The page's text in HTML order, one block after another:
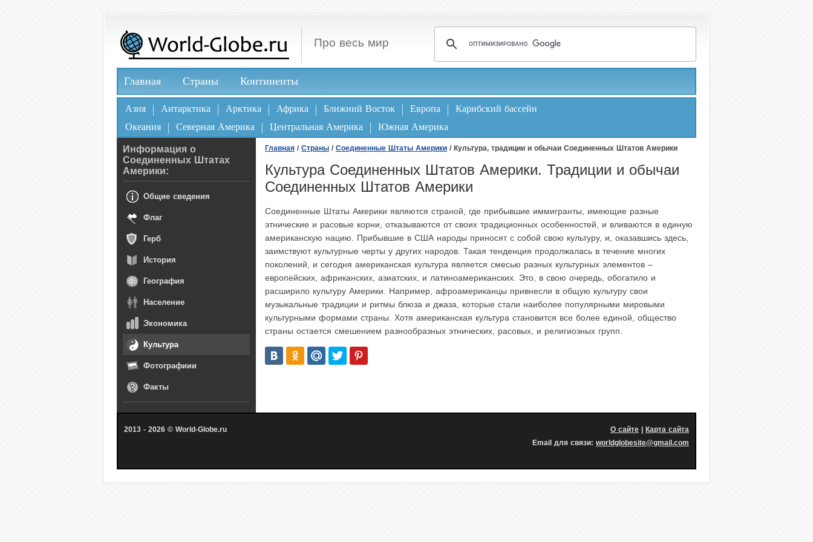
Про весь мир
Главная Страны Континенты
Азия Антарктика Арктика Африка Ближний Восток Европа
Карибский бассейн
Океания
Северная Америка Центральная Америка Южная Америка
Главная / Страны / Соединенные Штаты Америки / Культура, традиции и обычаи Соединенных Штатов Америки
Культура Соединенных Штатов Америки. Традиции и обычаи
Соединенных Штатов Америки
Соединенные Штаты Америки являются страной, где прибывшие иммигранты, имеющие разные
этнические и расовые корни, отказываются от своих традиционных особенностей, и вливаются в единую
американскую нацию. Прибывшие в США народы приносят с собой свою культуру, и, оказавшись здесь,
заимствуют культурные черты у других народов. Такая тенденция продолжалась в течение многих
поколений, и сегодня американская культура является смесью разных культурных элементов –
европейских, африканских, азиатских, и латиноамериканских. Это, в свою очередь, обогатило и
расширило культуру Америки. Например, афроамериканцы привнесли в общую культуру свои
музыкальные традиции и ритмы блюза и джаза, которые стали наиболее популярными мировыми
культурными формами страны. Хотя американская культура становится все более единой, общество
страны остается смешением разнообразных этнических, расовых, и религиозных групп.
Информация о
Соединенных Штатах
Америки:
Общие сведения
Флаг
Герб
История
География
Население
Экономика
Культура
Фотографиии
Факты
2013 - 2026 © World-Globe.ru О сайте
Карта сайта
Email для связи: worldglobesite@gmail.com